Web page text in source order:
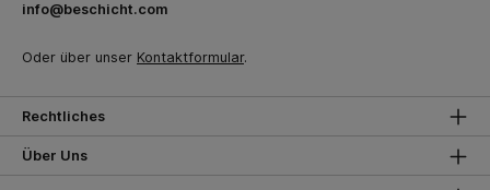
info@beschicht.com
Oder über unser Kontaktformular.
Rechtliches
Über Uns